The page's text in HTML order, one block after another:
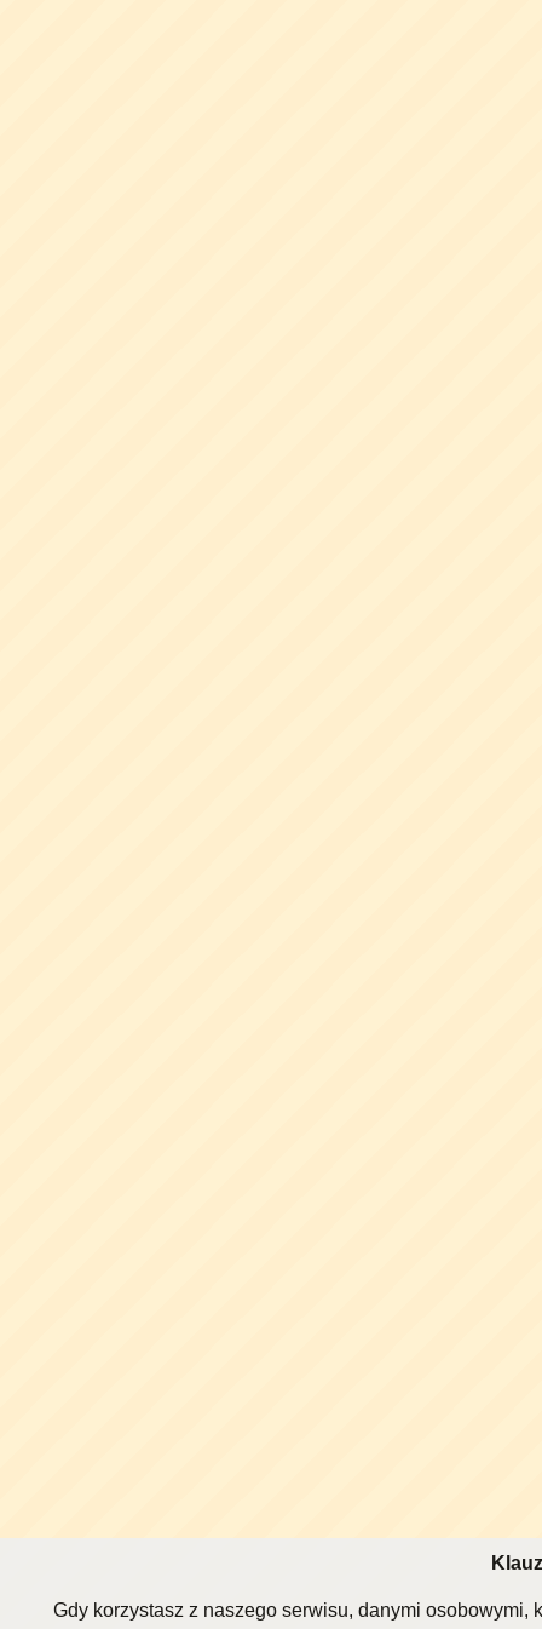
Gdy korzystasz z naszego serwisu, danymi osobowymi,